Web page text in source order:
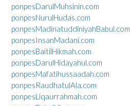
ponpesDarulMuhsinin.com
ponpesNurulHudas.com
ponpesMadinatuddiniyahBabul.com
ponpesInsanMadani.com
ponpesBaitilHikmah.com
ponpesDarulHidayahul.com
ponpesMafatihussaadah.com
ponpesRaudhatulAla.com
ponpesLiqaurrahmah.com